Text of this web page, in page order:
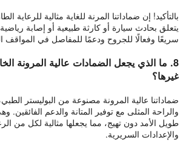
بالتأكيد! إن ضماداتنا المرنة للغاية مثالية للرعاية
يتعلق بحادث سيارة أو كارثة طبيعية أو إصابة
سريعًا وفعالًا للجروح ودعمًا للمفاصل في المواقف
8. ما الذي يجعل الضمادات عالية المرونة
غيرها؟
ضماداتنا عالية المرونة مصنوعة من البوليستر
والراحة المثلى مع توفير المتانة والدعم
طويل الأمد دون تهيج، مما يجعلها مثالية لكل من
والإعدادات السريرية.